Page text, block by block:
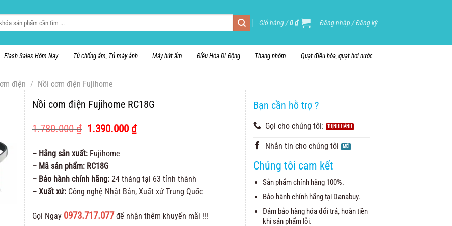
Giỏ hàng /0₫ Đăng nhập / Đăng ký
Flash Sales Hôm Nay Tủ chống ẩm, Tủ máy ảnh Máy hút ẩm Điều Hòa Di Động Thang nhôm Quạt điều hòa, quạt hơi nước
điện / Nồi cơm điện Fujihome
Nồi cơm điện Fujihome RC18G
1.780.000₫ Giá
là:
1.780.000 ₫.
1.390.000 ₫Giá
– Hãng sản xuất: Fujihome
– Mã sản phẩm: RC18G
– Bảo hành chính hãng: 24 tháng tại 63 tỉnh thành
– Xuất xứ: Công nghệ Nhật Bản, Xuất xứ Trung Quốc
Gọi Ngay 0973.717.077 để nhận thêm khuyến mãi !!!
Bạn cần hỗ trợ ?
Gọi cho chúng tôi:
Nhắn tin cho chúng tôi
Chúng tôi cam kết
Sản phẩm chính hãng 100%.
Bảo hành chính hãng tại Danabuy.
Đảm bảo hàng hóa đổi trả, hoàn tiền
khi sản phẩm lỗi.